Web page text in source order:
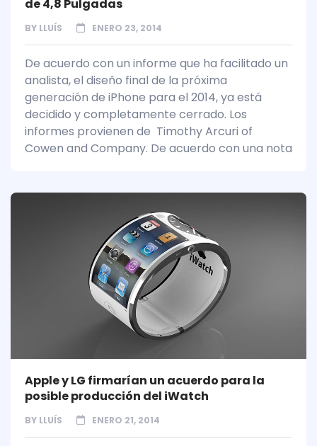
de 4,8 Pulgadas
BY LLUÍS ENERO 23, 2014
De acuerdo con un informe que ha facilitado un
analista, el diseño final de la próxima
generación de iPhone para el 2014, ya está
decidido y completamente cerrado. Los
informes provienen de Timothy Arcuri of
Cowen and Company. De acuerdo con una nota
Apple y LG firmarían un acuerdo para la
posible producción del iWatch
BY LLUÍS ENERO 21, 2014